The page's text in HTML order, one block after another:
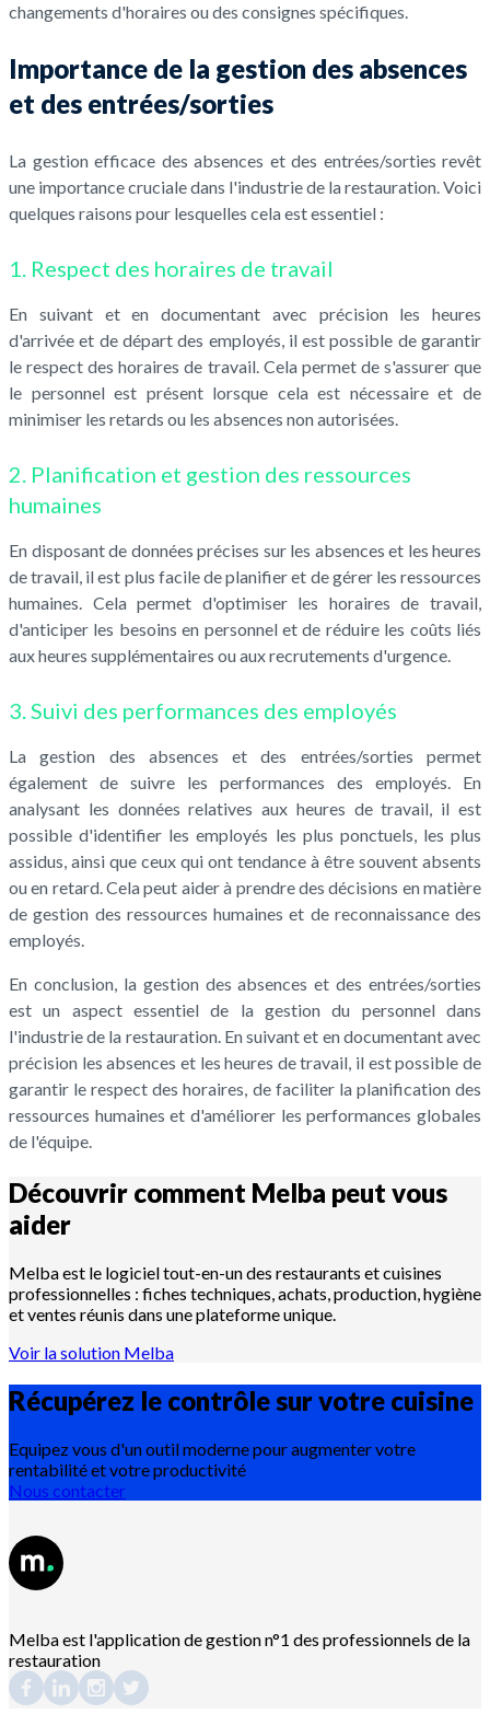
changements d'horaires ou des consignes spécifiques.
Importance de la gestion des absences
et des entrées/sorties
La gestion efficace des absences et des entrées/sorties revêt
une importance cruciale dans l'industrie de la restauration. Voici
quelques raisons pour lesquelles cela est essentiel :
1. Respect des horaires de travail
En suivant et en documentant avec précision les heures
d'arrivée et de départ des employés, il est possible de garantir
le respect des horaires de travail. Cela permet de s'assurer que
le personnel est présent lorsque cela est nécessaire et de
minimiser les retards ou les absences non autorisées.
2. Planification et gestion des ressources
humaines
En disposant de données précises sur les absences et les heures
de travail, il est plus facile de planifier et de gérer les ressources
humaines. Cela permet d'optimiser les horaires de travail,
d'anticiper les besoins en personnel et de réduire les coûts liés
aux heures supplémentaires ou aux recrutements d'urgence.
3. Suivi des performances des employés
La gestion des absences et des entrées/sorties permet
également de suivre les performances des employés. En
analysant les données relatives aux heures de travail, il est
possible d'identifier les employés les plus ponctuels, les plus
assidus, ainsi que ceux qui ont tendance à être souvent absents
ou en retard. Cela peut aider à prendre des décisions en matière
de gestion des ressources humaines et de reconnaissance des
employés.
En conclusion, la gestion des absences et des entrées/sorties
est un aspect essentiel de la gestion du personnel dans
l'industrie de la restauration. En suivant et en documentant avec
précision les absences et les heures de travail, il est possible de
garantir le respect des horaires, de faciliter la planification des
ressources humaines et d'améliorer les performances globales
de l'équipe.
Découvrir comment Melba peut vous
aider
Melba est le logiciel tout-en-un des restaurants et cuisines
professionnelles : fiches techniques, achats, production, hygiène
et ventes réunis dans une plateforme unique.
Voir la solution Melba
Récupérez le contrôle sur votre cuisine
Equipez vous d'un outil moderne pour augmenter votre
rentabilité et votre productivité
Nous contacter
Melba est l'application de gestion n°1 des professionnels de la
restauration